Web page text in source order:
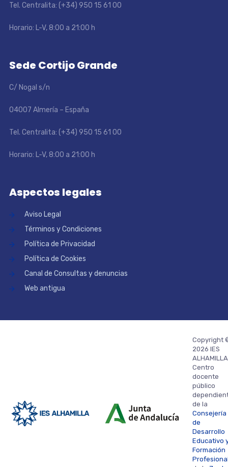
Tel. Centralita: (+34) 950 15 61 00
Horario: L-V, 8:00 a 21:00 h
Sede Cortijo Grande
C/ Nogal s/n
04007 Almería – España
Tel. Centralita: (+34) 950 15 61 00
Horario: L-V, 8:00 a 21:00 h
Aspectos legales
Aviso Legal
Términos y Condiciones
Política de Privacidad
Política de Cookies
Canal de Consultas y denuncias
Web antigua
Copyright
2026 IES
Centro
docente
público
de la
Consejería
de
Desarrollo
Educativo
Formación